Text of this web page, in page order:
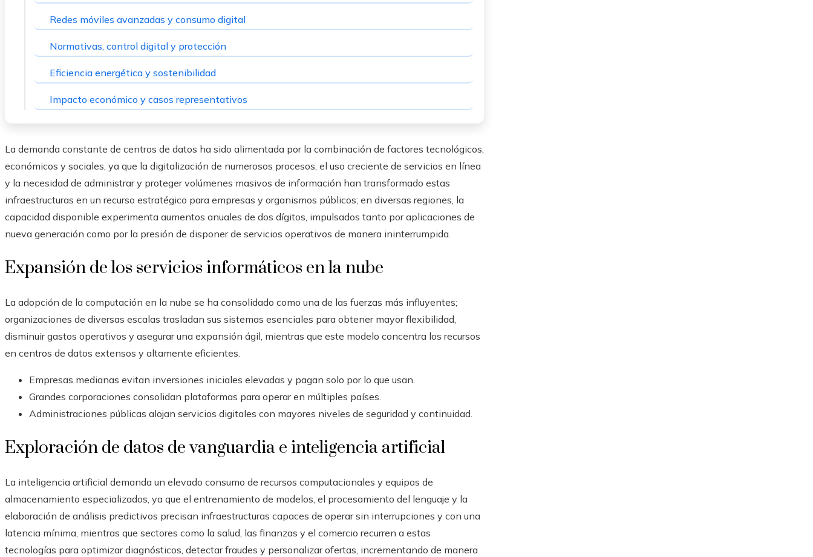
Redes móviles avanzadas y consumo digital
Normativas, control digital y protección
Eficiencia energética y sostenibilidad
Impacto económico y casos representativos
La demanda constante de centros de datos ha sido alimentada por la combinación de factores tecnológicos,
económicos y sociales, ya que la digitalización de numerosos procesos, el uso creciente de servicios en línea
y la necesidad de administrar y proteger volúmenes masivos de información han transformado estas
infraestructuras en un recurso estratégico para empresas y organismos públicos; en diversas regiones, la
capacidad disponible experimenta aumentos anuales de dos dígitos, impulsados tanto por aplicaciones de
nueva generación como por la presión de disponer de servicios operativos de manera ininterrumpida.
Expansión de los servicios informáticos en la nube
La adopción de la computación en la nube se ha consolidado como una de las fuerzas más influyentes;
organizaciones de diversas escalas trasladan sus sistemas esenciales para obtener mayor flexibilidad,
disminuir gastos operativos y asegurar una expansión ágil, mientras que este modelo concentra los recursos
en centros de datos extensos y altamente eficientes.
Empresas medianas evitan inversiones iniciales elevadas y pagan solo por lo que usan.
Grandes corporaciones consolidan plataformas para operar en múltiples países.
Administraciones públicas alojan servicios digitales con mayores niveles de seguridad y continuidad.
Exploración de datos de vanguardia e inteligencia artificial
La inteligencia artificial demanda un elevado consumo de recursos computacionales y equipos de
almacenamiento especializados, ya que el entrenamiento de modelos, el procesamiento del lenguaje y la
elaboración de análisis predictivos precisan infraestructuras capaces de operar sin interrupciones y con una
latencia mínima, mientras que sectores como la salud, las finanzas y el comercio recurren a estas
tecnologías para optimizar diagnósticos, detectar fraudes y personalizar ofertas, incrementando de manera